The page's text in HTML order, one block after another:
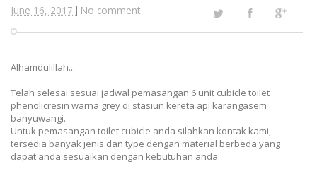
June 16, 2017 | No comment
Alhamdulillah...
Telah selesai sesuai jadwal pemasangan 6 unit cubicle toilet
phenolicresin warna grey di stasiun kereta api karangasem
banyuwangi.
Untuk pemasangan toilet cubicle anda silahkan kontak kami,
tersedia banyak jenis dan type dengan material berbeda yang
dapat anda sesuaikan dengan kebutuhan anda.